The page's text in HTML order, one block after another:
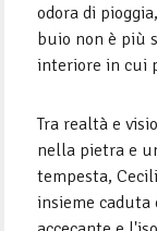
odora di
buio non è più
interiore in cui
Tra realtà e
nella pietra e
tempesta,
insieme